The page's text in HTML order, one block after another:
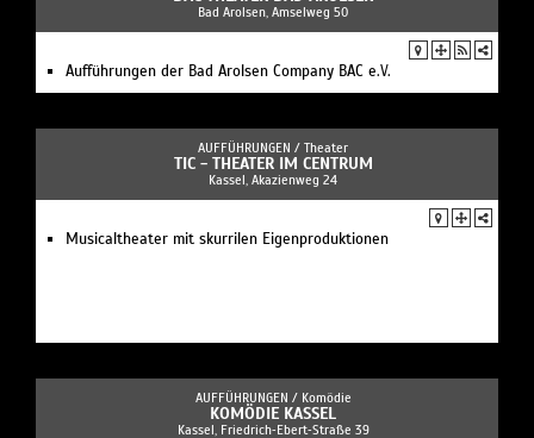
Bad Arolsen, Amselweg 50
Aufführungen der Bad Arolsen Company BAC e.V.
AUFFÜHRUNGEN / Theater
TIC - THEATER IM CENTRUM
Kassel, Akazienweg 24
Musicaltheater mit skurrilen Eigenproduktionen
AUFFÜHRUNGEN / Komödie
KOMÖDIE KASSEL
Kassel, Friedrich‐Ebert‐Straße 39